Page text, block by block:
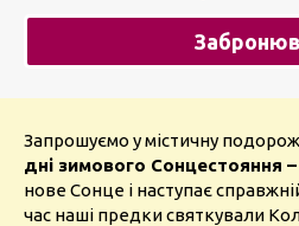
Запрошуємо у містичну подорож
дні зимового Сонцестояння –
нове Сонце і наступає
час наші предки святкували